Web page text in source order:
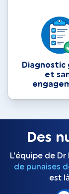
et
Des
L’équipe de
de punaises
est là